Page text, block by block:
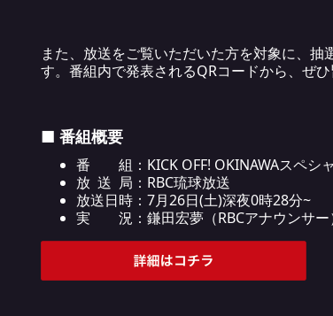
また、放送をご覧いただいた方を対象に、
す。番組内で発表されるQRコードから、ぜ
■ 番組概要
番 組：KICK OFF! OKINAWAスペシャ
放 送 局：RBC琉球放送
放送日時：7月26日(土)深夜0時28分~
実 況：鎌田宏夢（RBCアナウンサー